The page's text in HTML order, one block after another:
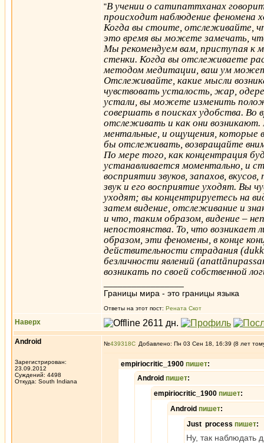
"В учении о сатипаттханах
происходит наблюдение феномена
Когда вы стоите, отслеживайте,
это время вы можете замечать,
Мы рекомендуем вам, приступая к
стенки. Когда вы отслеживаете
методом медитации, ваш ум
Отслеживайте, какие мысли
чувствовать усталость, жар,
устали, вы можете изменить
совершать в поисках удобства.
отслеживать и как они возникают.
ментальные, и ощущения, которые
бы отслеживать, возвращайте
По мере того, как концентрация
устанавливается моментально, и
восприятии звуков, запахов,
звук и его восприятие уходят. Вы
уходят; вы концентрируетесь на
затем видение, отслеживание и
и что, таким образом, видение –
непостоянства. То, что возникает
образом, эти феномены, в конце
действительности страдания
безличности явлений
возникать по своей собственной
Границы мира - это границы языка
Ответы на этот пост: Рената Скот
Наверх
Android
Зарегистрирован:
23.09.2012
Суждений: 4498
Откуда: South Indiana
№439318 Добавлено: Пн 03 Сен 18, 16:39 (8 лет
empiriocritic_1900 пишет:
Android пишет:
empiriocritic_1900 пишет:
Android пишет:
Just process пишет:
Ну, так наблюдать